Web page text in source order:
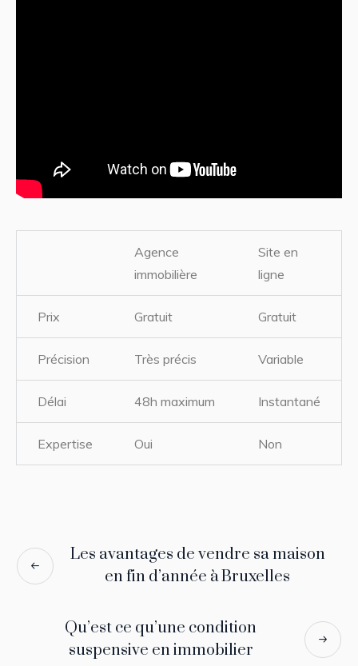
Agence
immobilière
Site en
ligne
Prix Gratuit Gratuit
Précision Très précis Variable
Délai 48h maximum Instantané
Expertise Oui Non
Les avantages de vendre sa maison
en fin d’année à Bruxelles
Qu’est ce qu’une condition
suspensive en immobilier